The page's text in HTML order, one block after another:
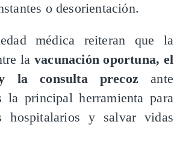
o desorientación.
médica reiteran que la
la vacunación oportuna, el
la consulta precoz ante
la principal herramienta para
hospitalarios y salvar vidas